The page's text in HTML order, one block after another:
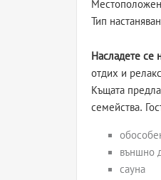
Тип
Насладете се
отдих и
Къщата
семейства.
външно
сауна